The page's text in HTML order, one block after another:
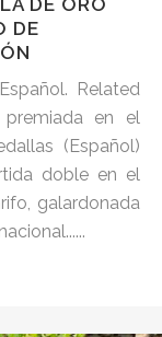
DE
Related
premiada en el
(Español)
doble en el
galardonada